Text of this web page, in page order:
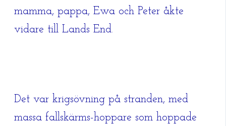
mamma, pappa, Ewa och Peter åkte
vidare till Lands End.
Det var krigsövning på stranden, med
massa fallskärms-hoppare som hoppade